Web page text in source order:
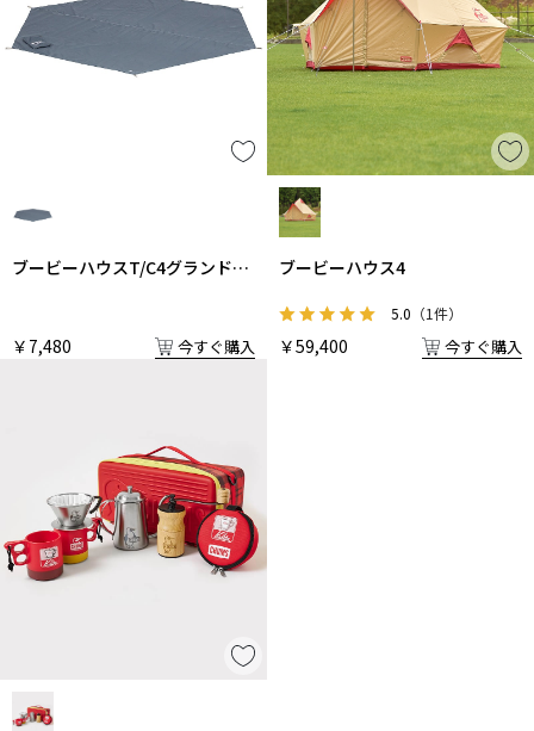
ブービーハウスT/C4グランドシ
￥7,480 今すぐ購入
ブービーハウス4
5.0 （1件）
￥59,400 今すぐ購入